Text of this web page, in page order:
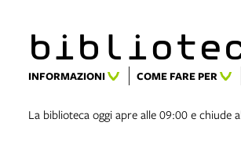
INFORMAZIONI COME FARE PER
La biblioteca oggi apre alle 09:00 e chiude